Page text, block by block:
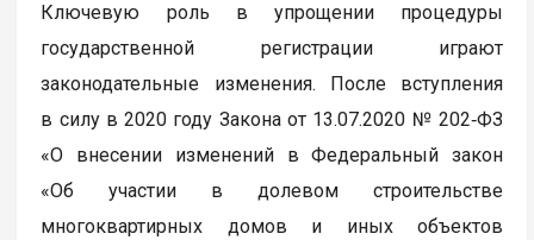
Ключевую роль в упрощении процедуры
государственной регистрации играют
законодательные изменения. После вступления
в силу в 2020 году Закона от 13.07.2020 № 202‑ФЗ
«О внесении изменений в Федеральный закон
«Об участии в долевом строительстве
многоквартирных домов и иных объектов